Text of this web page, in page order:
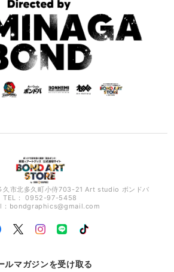
市北多久町小侍703-21 Art studio ボンドバ
TEL： 0952-97-5458
bondgraphics@gmail.com
ルマガジンを受け取る